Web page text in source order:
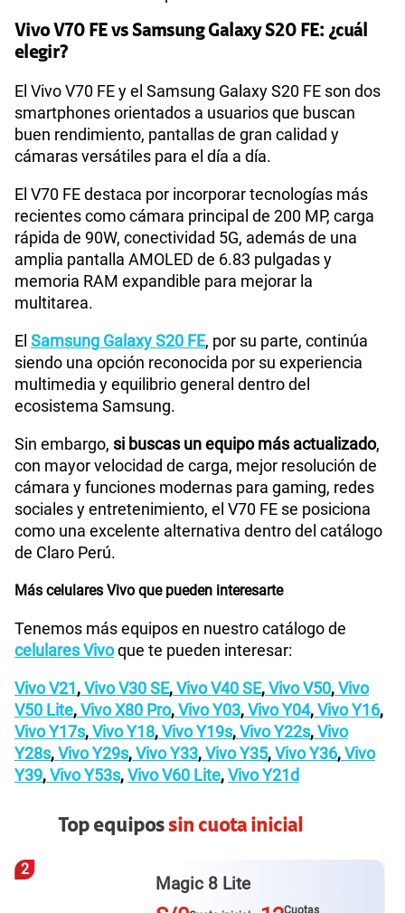
Vivo V70 FE vs Samsung Galaxy S20 FE: ¿cuál
elegir?
El Vivo V70 FE y el Samsung Galaxy S20 FE son dos
smartphones orientados a usuarios que buscan
buen rendimiento, pantallas de gran calidad y
cámaras versátiles para el día a día.
El V70 FE destaca por incorporar tecnologías más
recientes como cámara principal de 200 MP, carga
rápida de 90W, conectividad 5G, además de una
amplia pantalla AMOLED de 6.83 pulgadas y
memoria RAM expandible para mejorar la
multitarea.
El Samsung Galaxy S20 FE, por su parte, continúa
siendo una opción reconocida por su experiencia
multimedia y equilibrio general dentro del
ecosistema Samsung.
Sin embargo, si buscas un equipo más actualizado,
con mayor velocidad de carga, mejor resolución de
cámara y funciones modernas para gaming, redes
sociales y entretenimiento, el V70 FE se posiciona
como una excelente alternativa dentro del catálogo
de Claro Perú.
Más celulares Vivo que pueden interesarte
Tenemos más equipos en nuestro catálogo de
celulares Vivoque te pueden interesar:
Vivo V21,Vivo V30 SE,Vivo V40 SE,Vivo V50,Vivo
V50 Lite,Vivo X80 Pro,Vivo Y03,Vivo Y04,Vivo Y16,
Vivo Y17s,Vivo Y18,Vivo Y19s,Vivo Y22s,Vivo
Y28s,Vivo Y29s,Vivo Y33,Vivo Y35,Vivo Y36,Vivo
Y39,Vivo Y53s,Vivo V60 Lite,Vivo Y21d
Top equipossin cuota inicial
3
Galaxy A57
Cuotas